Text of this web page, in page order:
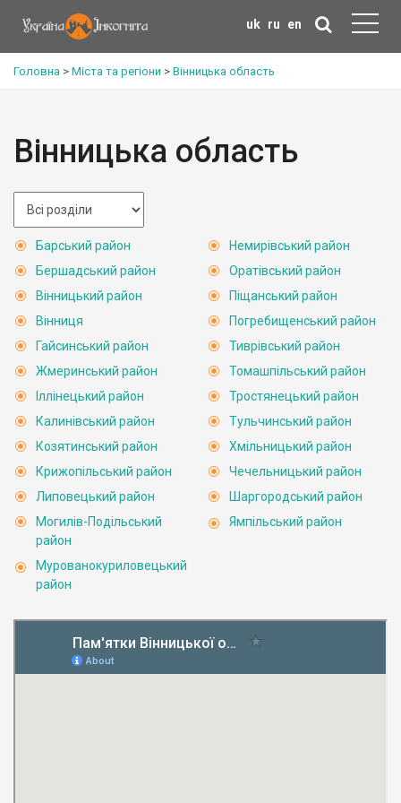
uk ru en
Головна > Міста та регіони > Вінницька область
Вінницька область
Барський район
Бершадський район
Вінницький район
Вінниця
Гайсинський район
Жмеринський район
Іллінецький район
Калинівський район
Козятинський район
Крижопільський район
Липовецький район
Могилів-Подільський
район
Мурованокуриловецький
район
Немирівський район
Оратівський район
Піщанський район
Погребищенський район
Тиврівський район
Томашпільський район
Тростянецький район
Тульчинський район
Хмільницький район
Чечельницький район
Шаргородський район
Ямпільський район